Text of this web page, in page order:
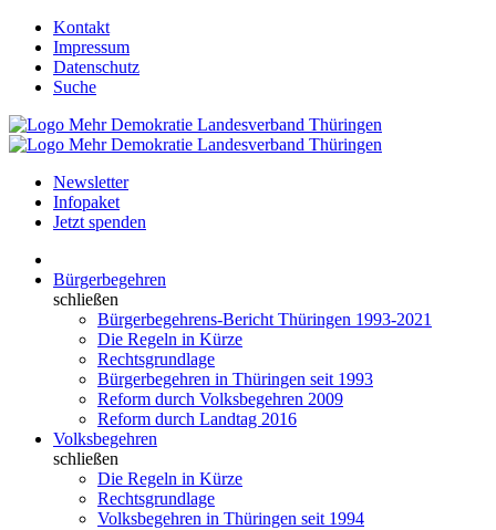
Kontakt
Impressum
Datenschutz
Suche
Newsletter
Infopaket
Jetzt spenden
Bürgerbegehren
schließen
Bürgerbegehrens-Bericht Thüringen 1993-2021
Die Regeln in Kürze
Rechtsgrundlage
Bürgerbegehren in Thüringen seit 1993
Reform durch Volksbegehren 2009
Reform durch Landtag 2016
Volksbegehren
schließen
Die Regeln in Kürze
Rechtsgrundlage
Volksbegehren in Thüringen seit 1994